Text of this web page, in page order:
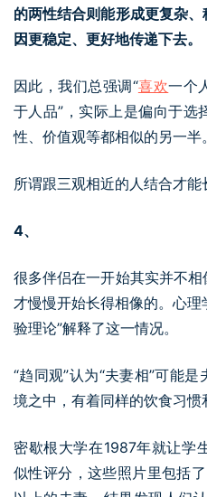
的两性结合则能形成更复杂
因更稳定、更好地传递下去。
因此，我们总强调“喜欢一个
于人品”，实际上是偏向于选
性、价值观等都相似的另一半。
所谓跟三观相近的人结合才能
4、
很多伴侣在一开始其实并不
才慢慢开始长得相像的。心理
验理论”解释了这一情况。
“趋同观”认为“夫妻相”可能
境之中，有着同样的饮食习惯
密歇根大学在1987年就让学
似性评分，这些照片里包括